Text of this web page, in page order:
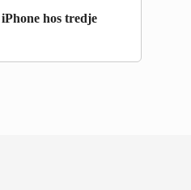
hos tredje